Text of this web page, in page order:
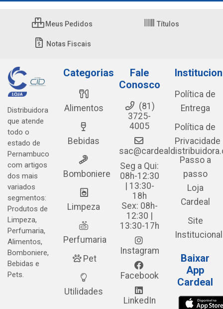
Meus Pedidos Títulos
Notas Fiscais
Distribuidora
que atende
todo o
estado de
Pernambuco
com artigos
dos mais
variados
segmentos:
Produtos de
Limpeza,
Perfumaria,
Alimentos,
Bomboniere,
Bebidas e
Pets.
Categorias
Alimentos
Bebidas
Bomboniere
Limpeza
Perfumaria
Pet
Utilidades
Fale
Conosco
(81)
3725-
4005
Seg a Qui:
08h-12:30
| 13:30-
18h
Sex: 08h-
12:30 |
13:30-17h
Instagram
Facebook
LinkedIn
Política de
Entrega
Política de
Privacidade
Passo a
passo
Loja
Cardeal
Site
Institucional
Baixar
App
Cardeal